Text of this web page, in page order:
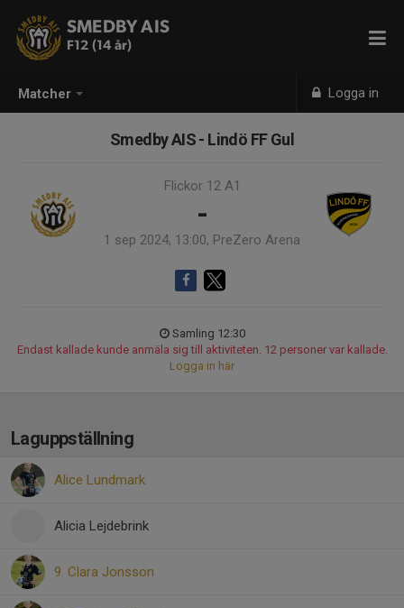
Matcher Logga in
SMEDBY AIS
F12 (14 år)
Smedby AIS - Lindö FF Gul
Flickor 12 A1
-
1 sep 2024, 13:00, PreZero Arena
Samling 12:30
Endast kallade kunde anmäla sig till aktiviteten. 12 personer var kallade.
Logga in här
Laguppställning
Alice Lundmark
Alicia Lejdebrink
9. Clara Jonsson